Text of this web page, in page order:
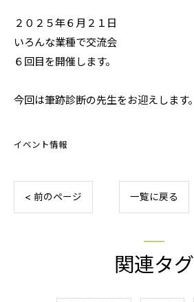
２０２５年６月２１日
いろんな業種で交流会
６回目を開催します。
今回は筆跡診断の先生をお迎えします。
イベント情報
< 前のページ 一覧に戻る
関連タグ